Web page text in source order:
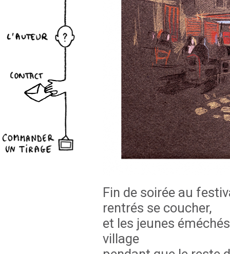
Fin de soirée au
rentrés se coucher,
et les jeunes
village